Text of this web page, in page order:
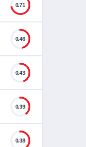
0.71
0.46
0.43
0.39
0.38